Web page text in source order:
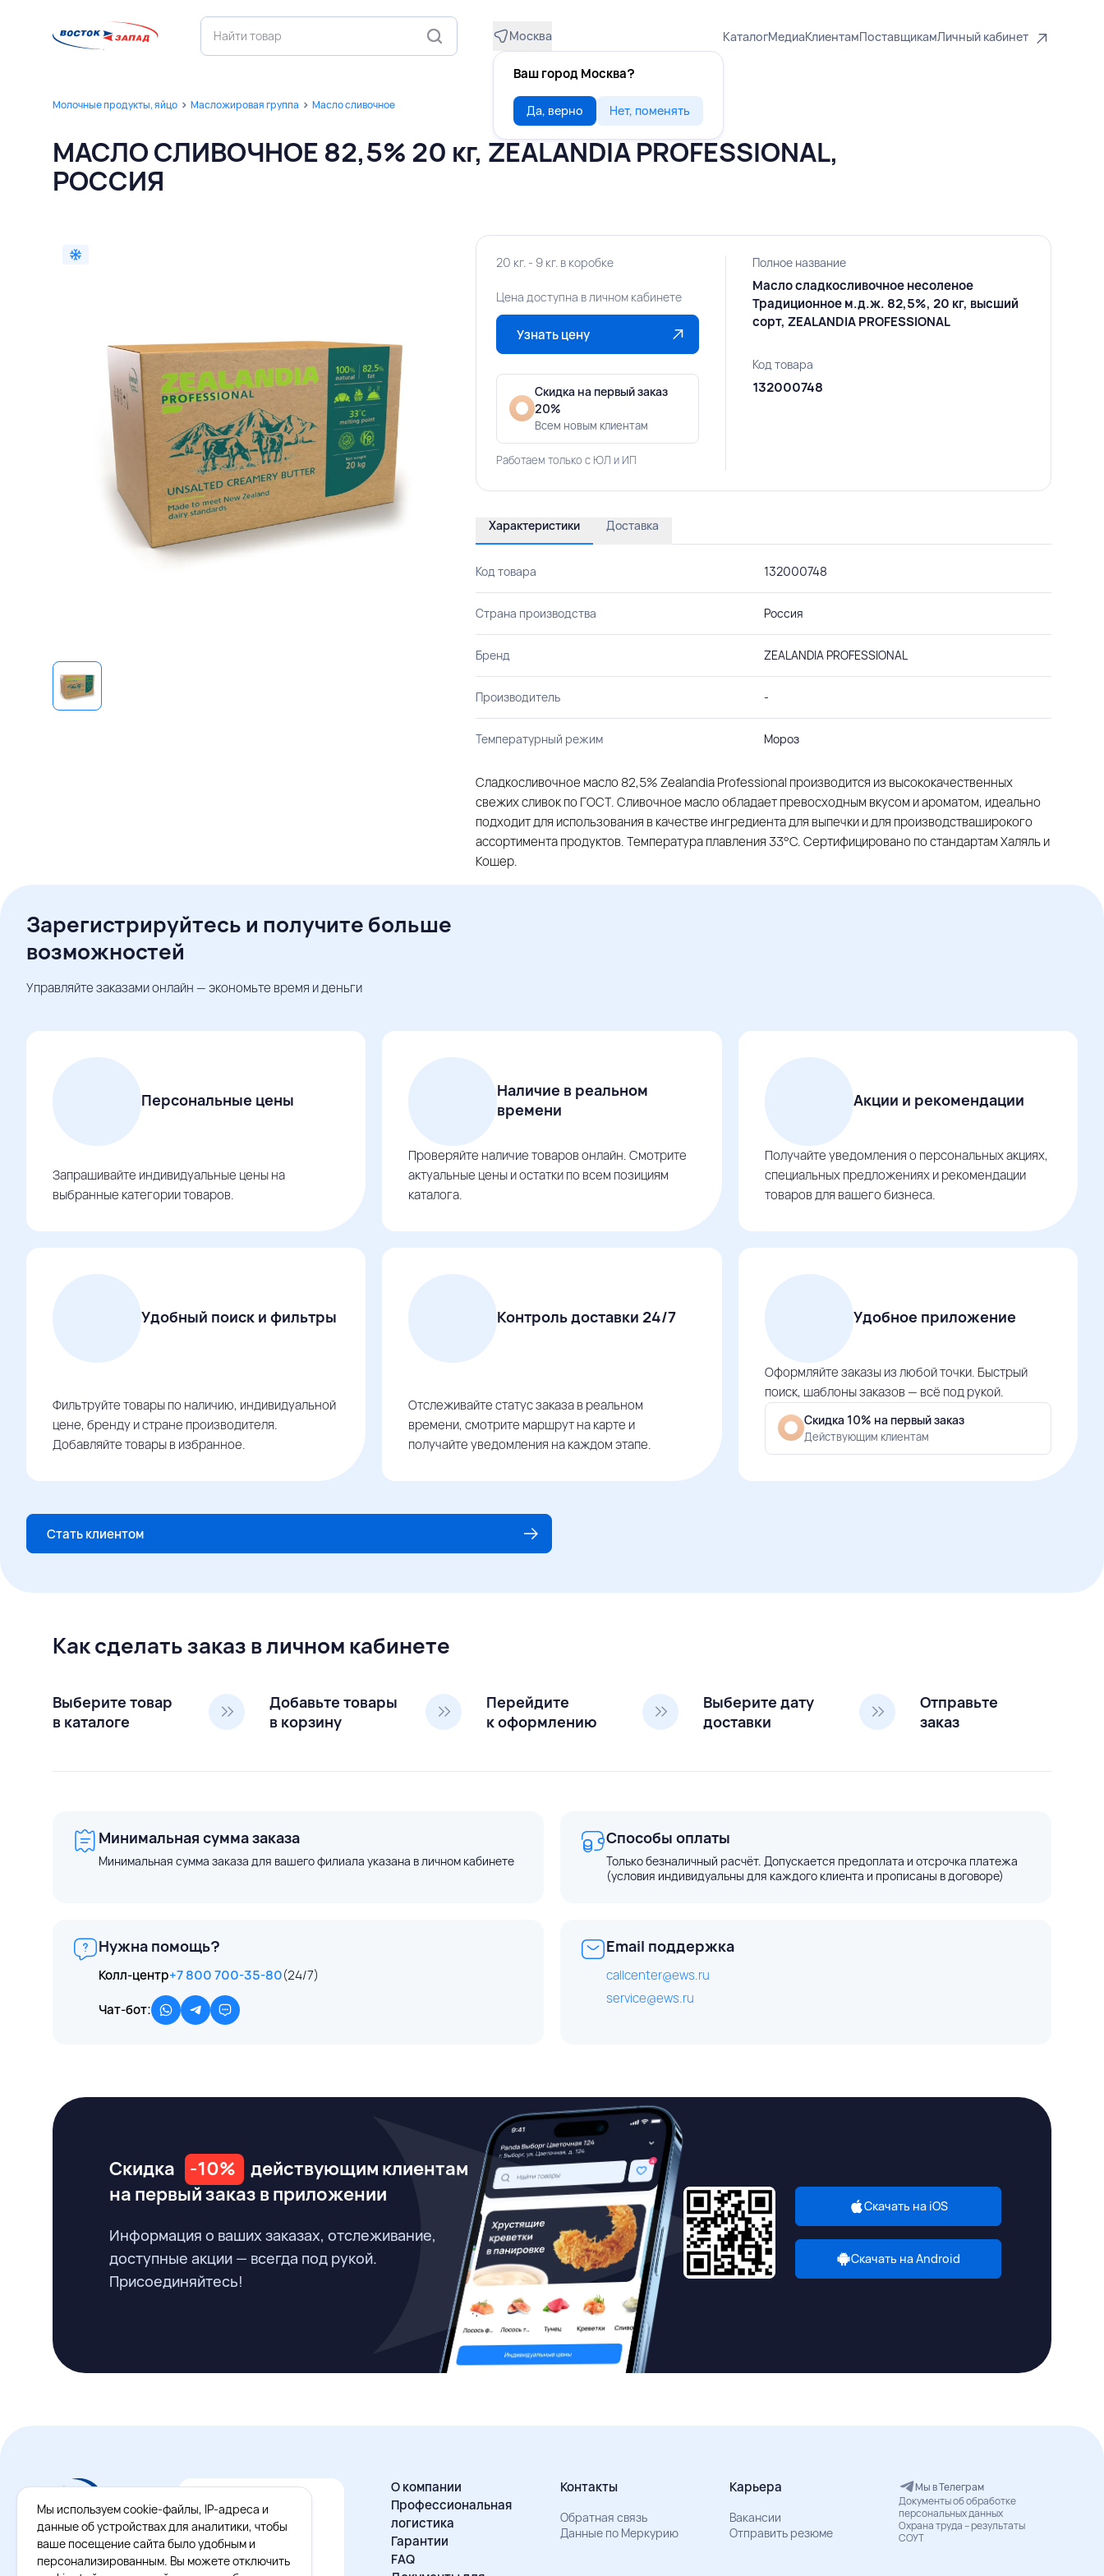
Москва
Ваш город Москва?
Да, верно Нет, поменять
КаталогМедиаКлиентамПоставщикамЛичный кабинет
Молочные продукты, яйцо Масложировая группа Масло сливочное
МАСЛО СЛИВОЧНОЕ 82,5% 20 кг, ZEALANDIA PROFESSIONAL,
РОССИЯ
20 кг. - 9 кг. в коробке
Цена доступна в личном кабинете
Узнать цену
Скидка на первый заказ
20%
Всем новым клиентам
Работаем только с ЮЛ и ИП
Полное название
Масло сладкосливочное несоленое
Традиционное м.д.ж. 82,5%, 20 кг, высший
сорт, ZEALANDIA PROFESSIONAL
Код товара
132000748
Характеристики Доставка
Код товара 132000748
Страна производства Россия
Бренд ZEALANDIA PROFESSIONAL
Производитель -
Температурный режим Мороз
Сладкосливочное масло 82,5% Zealandia Professional производится из высококачественных
свежих сливок по ГОСТ. Сливочное масло обладает превосходным вкусом и ароматом, идеально
подходит для использования в качестве ингредиента для выпечки и для производстваширокого
ассортимента продуктов. Температура плавления 33°C. Сертифицировано по стандартам Халяль и
Кошер.
Зарегистрируйтесь и получите больше
возможностей
Управляйте заказами онлайн — экономьте время и деньги
Персональные цены
Запрашивайте индивидуальные цены на
выбранные категории товаров.
Наличие в реальном
времени
Проверяйте наличие товаров онлайн. Смотрите
актуальные цены и остатки по всем позициям
каталога.
Акции и рекомендации
Получайте уведомления о персональных акциях,
специальных предложениях и рекомендации
товаров для вашего бизнеса.
Удобный поиск и фильтры
Фильтруйте товары по наличию, индивидуальной
цене, бренду и стране производителя.
Добавляйте товары в избранное.
Контроль доставки 24/7
Отслеживайте статус заказа в реальном
времени, смотрите маршрут на карте и
получайте уведомления на каждом этапе.
Удобное приложение
Оформляйте заказы из любой точки. Быстрый
поиск, шаблоны заказов — всё под рукой.
Скидка 10% на первый заказ
Действующим клиентам
Стать клиентом
Как сделать заказ в личном кабинете
Выберите товар
в каталоге
Добавьте товары
в корзину
Перейдите
к оформлению
Выберите дату
доставки
Отправьте
заказ
Минимальная сумма заказа
Минимальная сумма заказа для вашего филиала указана в личном кабинете
Способы оплаты
Только безналичный расчёт. Допускается предоплата и отсрочка платежа
(условия индивидуальны для каждого клиента и прописаны в договоре)
Нужна помощь?
Колл-центр+7 800 700-35-80(24/7)
Чат-бот:
Email поддержка
callcenter@ews.ru
service@ews.ru
Скидка -10%
действующим клиентам
на первый заказ в приложении
Информация о ваших заказах, отслеживание,
доступные акции — всегда под рукой.
Присоединяйтесь!
Скачать на iOS
Скачать на Android
О компании
Профессиональная
логистика
Гарантии
FAQ
Контакты
Обратная связь
Данные по Меркурию
Карьера
Вакансии
Отправить резюме
Мы в Телеграм
Документы об обработке
персональных данных
Охрана труда – результаты
СОУТ
Мы используем cookie-файлы, IP-адреса и
данные об устройствах для аналитики, чтобы
ваше посещение сайта было удобным и
персонализированным. Вы можете отключить